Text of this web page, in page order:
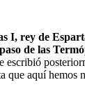
I, rey de
de las
escribió
que aquí hemos